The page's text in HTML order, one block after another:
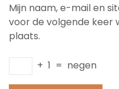
Mijn naam, e-mail en
voor de volgende keer
plaats.
+ 1 = negen